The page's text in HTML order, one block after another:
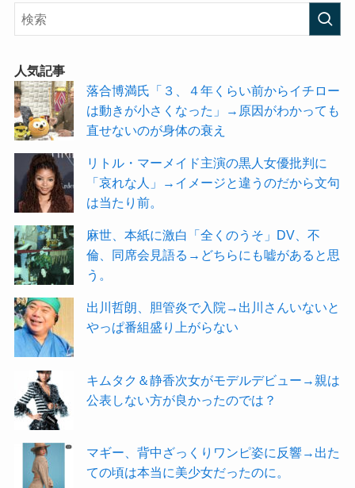
人気記事
落合博満氏「３、４年くらい前からイチロー
は動きが小さくなった」→原因がわかっても
直せないのが身体の衰え
リトル・マーメイド主演の黒人女優批判に
「哀れな人」→イメージと違うのだから文句
は当たり前。
麻世、本紙に激白「全くのうそ」DV、不
倫、同席会見語る→どちらにも嘘があると思
う。
出川哲朗、胆管炎で入院→出川さんいないと
やっぱ番組盛り上がらない
キムタク＆静香次女がモデルデビュー→親は
公表しない方が良かったのでは？
マギー、背中ざっくりワンピ姿に反響→出た
ての頃は本当に美少女だったのに。